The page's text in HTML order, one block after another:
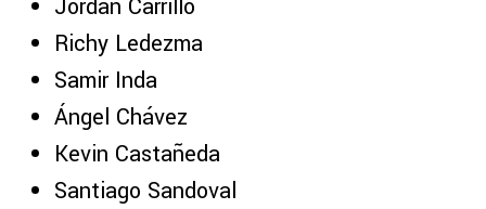
Jordan Carrillo
Richy Ledezma
Samir Inda
Ángel Chávez
Kevin Castañeda
Santiago Sandoval